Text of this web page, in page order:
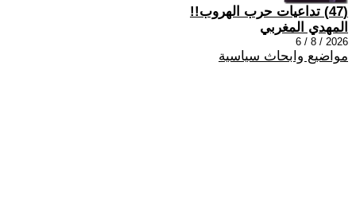
(47) تداعيات حرب الهروب!!
المهدي المغربي
2026 / 8 / 6
مواضيع وابحاث سياسية